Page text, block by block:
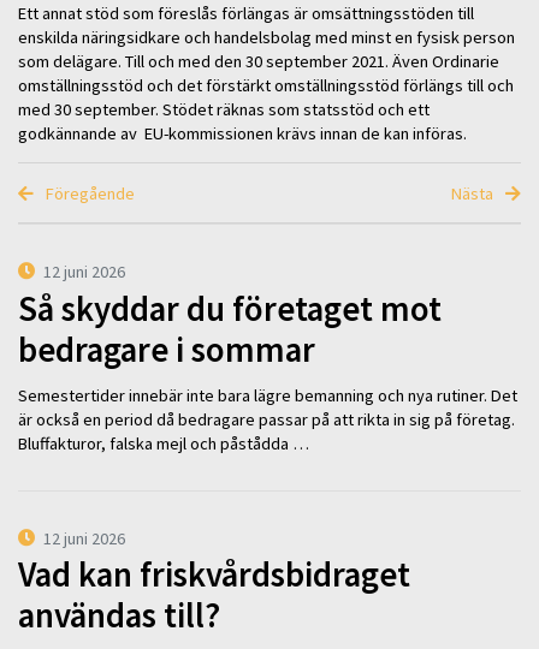
Ett annat stöd som föreslås förlängas är omsättningsstöden till
enskilda näringsidkare och handelsbolag med minst en fysisk person
som delägare. Till och med den 30 september 2021. Även Ordinarie
omställningsstöd och det förstärkt omställningsstöd förlängs till och
med 30 september. Stödet räknas som statsstöd och ett
godkännande av EU-kommissionen krävs innan de kan införas.
Föregående Nästa
12 juni 2026
Så skyddar du företaget mot
bedragare i sommar
Semestertider innebär inte bara lägre bemanning och nya rutiner. Det
är också en period då bedragare passar på att rikta in sig på företag.
Bluffakturor, falska mejl och påstådda …
12 juni 2026
Vad kan friskvårdsbidraget
användas till?